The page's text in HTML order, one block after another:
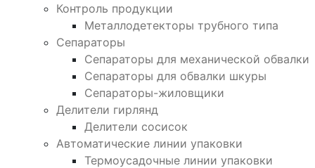
Контроль продукции
Металлодетекторы трубного типа
Сепараторы
Сепараторы для механической обвалки
Сепараторы для обвалки шкуры
Сепараторы-жиловщики
Делители гирлянд
Делители сосисок
Автоматические линии упаковки
Термоусадочные линии упаковки